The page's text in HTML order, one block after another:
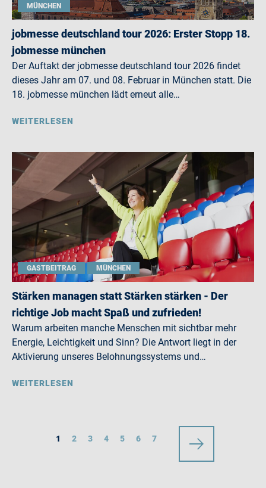
MÜNCHEN
jobmesse deutschland tour 2026: Erster Stopp 18.
jobmesse münchen
Der Auftakt der jobmesse deutschland tour 2026 findet
dieses Jahr am 07. und 08. Februar in München statt. Die
18. jobmesse münchen lädt erneut alle…
WEITERLESEN
GASTBEITRAG MÜNCHEN
Stärken managen statt Stärken stärken - Der
richtige Job macht Spaß und zufrieden!
Warum arbeiten manche Menschen mit sichtbar mehr
Energie, Leichtigkeit und Sinn? Die Antwort liegt in der
Aktivierung unseres Belohnungssystems und…
WEITERLESEN
1 2 3 4 5 6 7